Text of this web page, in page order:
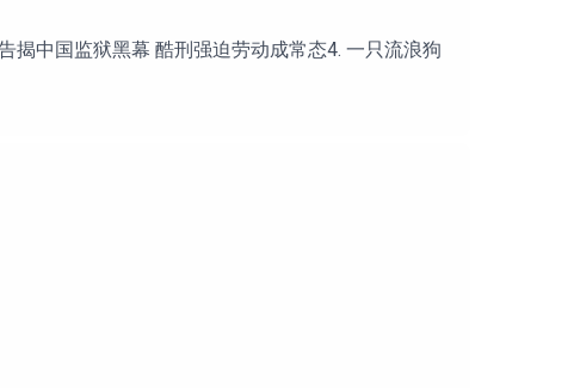
揭中国监狱黑幕 酷刑强迫劳动成常态4. 一只流浪狗